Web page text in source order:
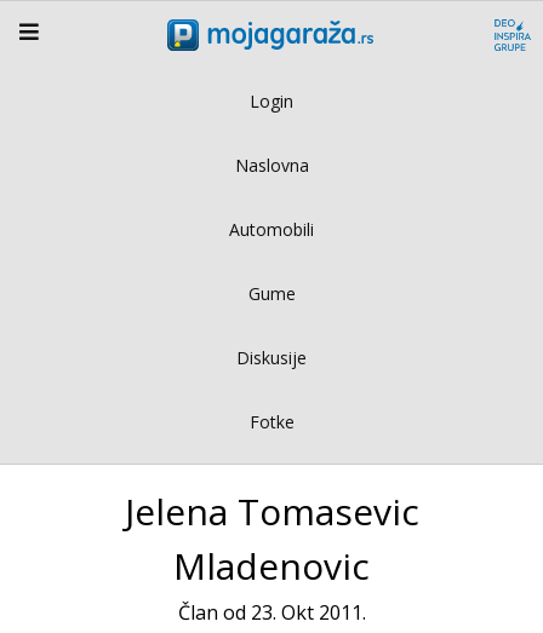
Login
Naslovna
Automobili
Gume
Diskusije
Fotke
Jelena Tomasevic
Mladenovic
Član od 23. Okt 2011.